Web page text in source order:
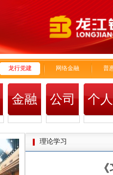
龙行党建 网络金融 普
金融
市场
公司
金融
个人
金融
理论学习